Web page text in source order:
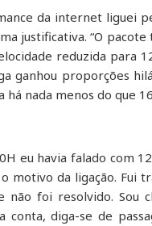
da internet liguei
justificativa. “O
reduzida para
ganhou proporções
nada menos do que
eu havia falado com
motivo da ligação. Fui
foi resolvido. Sou
conta, diga-se de